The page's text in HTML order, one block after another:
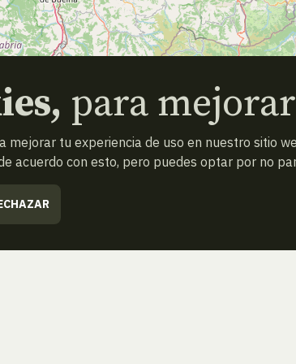
para
mejorar tu experiencia de uso en nuestro sitio
acuerdo con esto, pero puedes optar por no